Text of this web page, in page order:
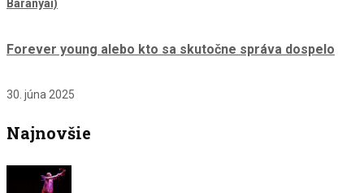
Forever young alebo kto sa skutočne správa dospelo
30. júna 2025
Najnovšie